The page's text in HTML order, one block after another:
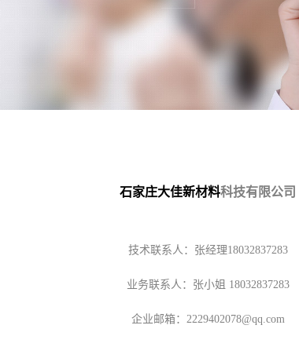
石家庄大佳新材料科技有限公司
技术联系人：张经理18032837283
业务联系人：张小姐 18032837283
企业邮箱：2229402078@qq.com